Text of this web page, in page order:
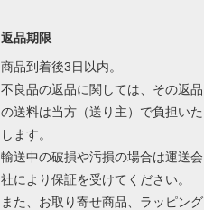
返品期限
商品到着後3日以内。
不良品の返品に関しては、その返品
の送料は当方（送り主）で負担いた
します。
輸送中の破損や汚損の場合は運送会
社により保証を受けてください。
また、お取り寄せ商品、ラッピング